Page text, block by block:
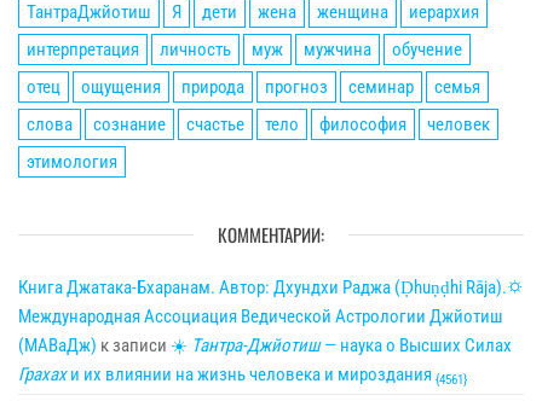
ТантраДжйотиш
Я дети жена женщина
иерархия
интерпретация
личность муж мужчина
обучение
отец
ощущения природа прогноз семинар
семья
слова
сознание счастье тело философия
человек
этимология
КОММЕНТАРИИ:
Книга Джатака-Бхаранам. Автор: Дхундхи Раджа (Ḍhuṇḍhi Rāja).🌣
Международная Ассоциация Ведической Астрологии Джйотиш
(МАВаДж) к записи ☀ Тантра-Джйотиш— наука о Высших Силах
Грахахи их влиянии на жизнь человека и мироздания {4561}